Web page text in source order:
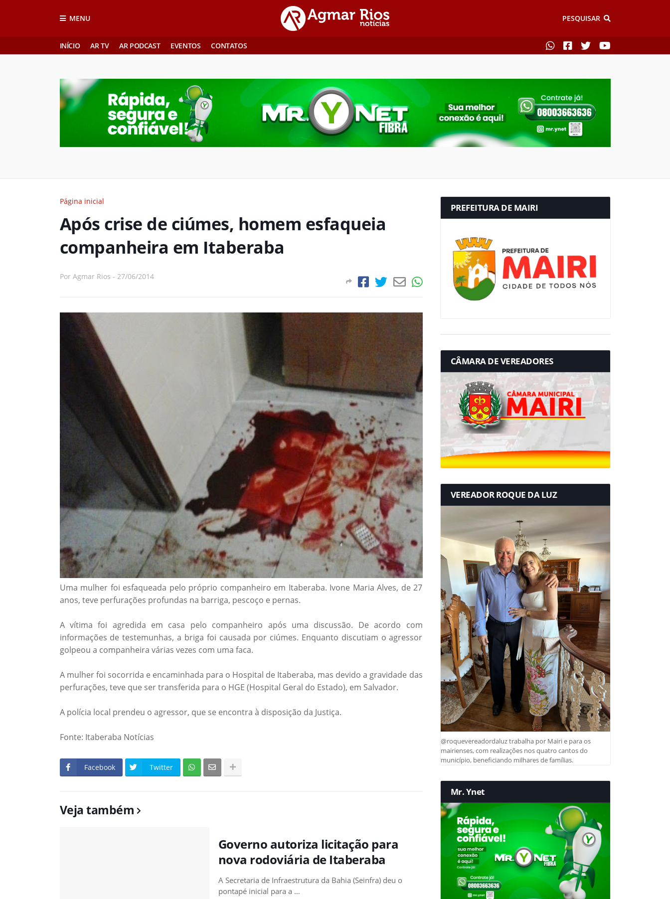
MENU PESQUISAR
INÍCIO AR TV AR PODCAST EVENTOS CONTATOS
Página inicial
Após crise de ciúmes, homem esfaqueia
companheira em Itaberaba
Por Agmar Rios - 27/06/2014
Uma mulher foi esfaqueada pelo próprio companheiro em Itaberaba. Ivone Maria Alves, de 27
anos, teve perfurações profundas na barriga, pescoço e pernas.
A vítima foi agredida em casa pelo companheiro após uma discussão. De acordo com
informações de testemunhas, a briga foi causada por ciúmes. Enquanto discutiam o agressor
golpeou a companheira várias vezes com uma faca.
A mulher foi socorrida e encaminhada para o Hospital de Itaberaba, mas devido a gravidade das
perfurações, teve que ser transferida para o HGE (Hospital Geral do Estado), em Salvador.
A polícia local prendeu o agressor, que se encontra à disposição da Justiça.
Fonte: Itaberaba Notícias
Facebook Twitter
Veja também
Governo autoriza licitação para
nova rodoviária de Itaberaba
A Secretaria de Infraestrutura da Bahia (Seinfra) deu o
pontapé inicial para a …
PREFEITURA DE MAIRI
CÂMARA DE VEREADORES
VEREADOR ROQUE DA LUZ
@roquevereadordaluz trabalha por Mairi e para os
mairienses, com realizações nos quatro cantos do
município, beneficiando milhares de famílias.
Mr. Ynet